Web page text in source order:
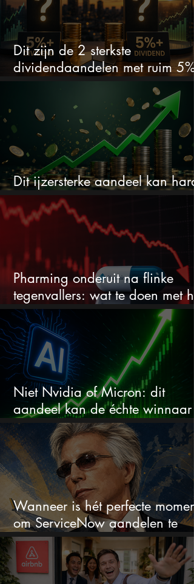
Dit zijn de 2 sterkste
dividendaandelen met ruim 5%
Dit ijzersterke aandeel kan hard
stijgen maar bijna niemand kijkt
Pharming onderuit na flinke
tegenvallers: wat te doen met
aandeel?
Niet Nvidia of Micron: dit
aandeel kan de échte winnaar
van de AI-race worden
Wanneer is hét perfecte moment
om ServiceNow aandelen te
kopen?